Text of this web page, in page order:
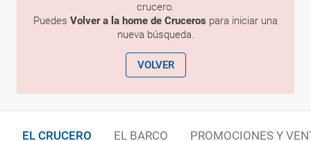
crucero.
Puedes Volver a la home de Cruceros para iniciar una
nueva búsqueda.
VOLVER
EL CRUCERO EL BARCO PROMOCIONES Y